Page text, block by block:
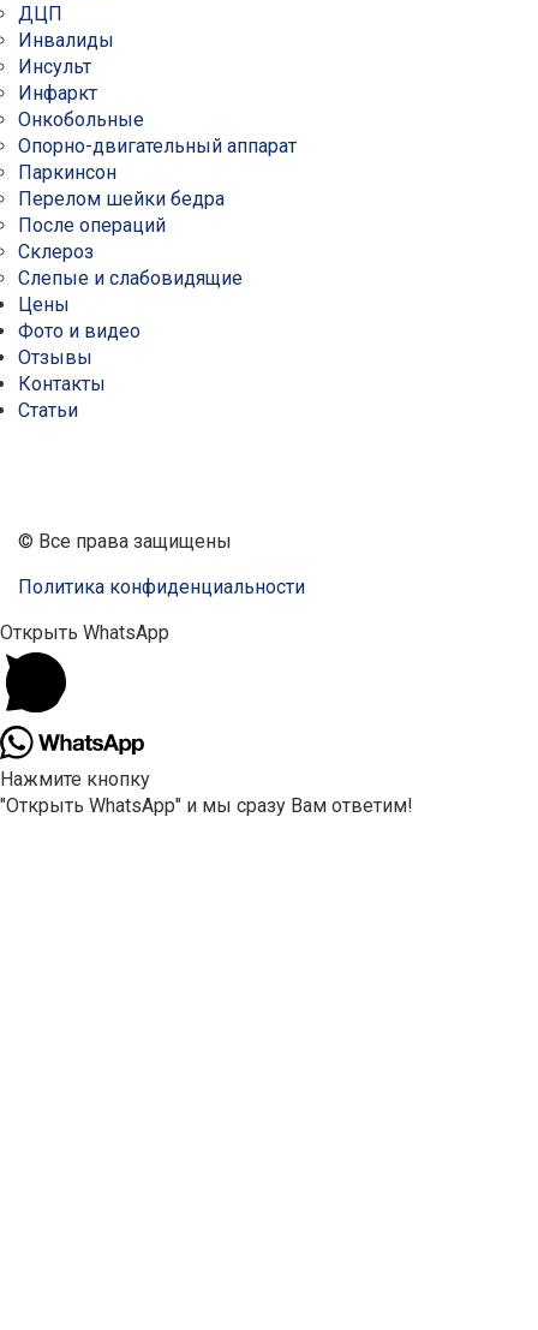
ДЦП
Инвалиды
Инсульт
Инфаркт
Онкобольные
Опорно-двигательный аппарат
Паркинсон
Перелом шейки бедра
После операций
Склероз
Слепые и слабовидящие
Цены
Фото и видео
Отзывы
Контакты
Статьи
© Все права защищены
Политика конфиденциальности
Открыть WhatsApp
Нажмите кнопку
"Открыть WhatsApp" и мы сразу Вам ответим!